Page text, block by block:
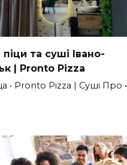
та суші Івано-
| Pronto Pizza
• Pronto Pizza | Суші Про •